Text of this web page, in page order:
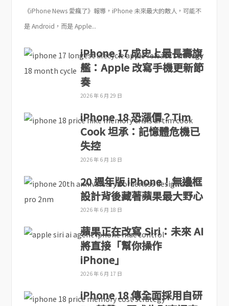
《iPhone News 愛瘋了》報導，iPhone 未來最大的敵人，可能不
是 Android，而是 Apple...
iPhone 17 成史上最長壽旗
艦：Apple 改寫手機更新節
奏
2026 年 6 月 29 日
iPhone 18 恐漲價？Tim
Cook 坦承：記憶體危機已
失控
2026 年 6 月 18 日
20 週年版 iPhone！無邊框
設計背後藏著蘋果最大野心
2026 年 6 月 18 日
蘋果正在改寫 Siri：未來 AI
將直接「幫你操作
iPhone」
2026 年 6 月 17 日
iPhone 18 傳全面採用自研